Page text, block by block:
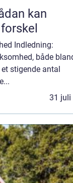
Indledning:
både
stigende antal
31 juli